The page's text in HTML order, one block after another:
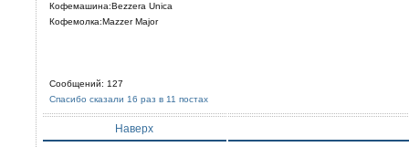
Кофемашина:Bezzera Unica
Кофемолка:Mazzer Major
Сообщений: 127
Спасибо сказали 16 раз в 11 постах
Наверх